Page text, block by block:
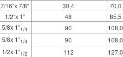
7/16"x 7/8" 30,4 70,0
1/2"x 1" 48 85,5
5/8x 1"1/4 90 108,0
5/8x 1"1/4 90 108,0
1/2x 1"1/2 112 127,0